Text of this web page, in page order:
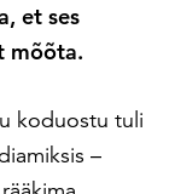
et ses
mõõta.
koduostu tuli
–